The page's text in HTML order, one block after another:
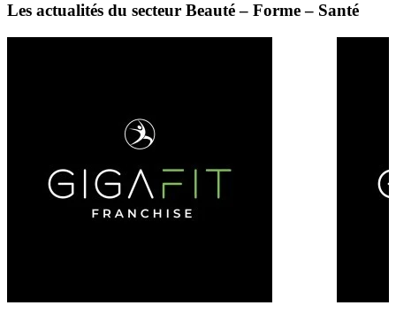
Les actualités du secteur Beauté – Forme – Santé